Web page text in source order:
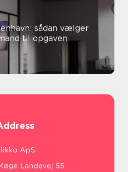
sådan vælger
til opgaven